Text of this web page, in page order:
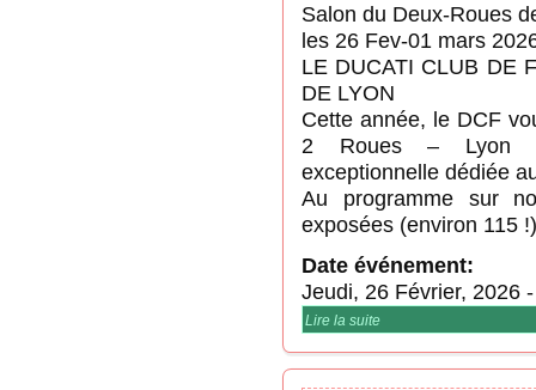
Salon du Deux-Roues
les 26 Fev-01 mars
LE DUCATI CLUB DE
DE LYON
Cette année, le DCF
2 Roues – Lyon
exceptionnelle dédiée
Au programme sur
exposées (environ 115
Date événement:
Jeudi, 26 Février, 2026
Lire la suite